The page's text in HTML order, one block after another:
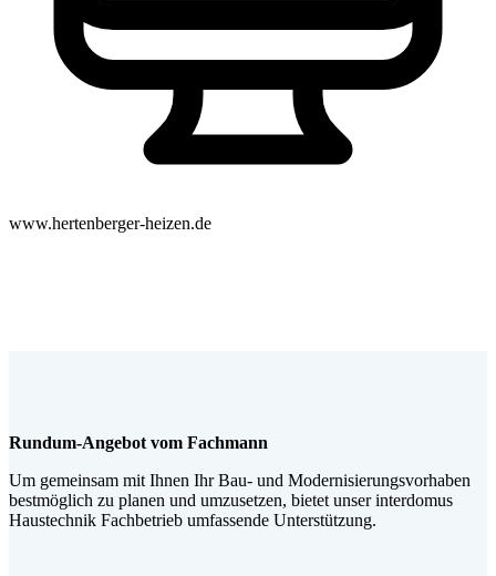
www.hertenberger-heizen.de
Rundum-Angebot vom Fachmann
Um gemeinsam mit Ihnen Ihr Bau- und Modernisierungsvorhaben
bestmöglich zu planen und umzusetzen, bietet unser interdomus
Haustechnik Fachbetrieb umfassende Unterstützung.